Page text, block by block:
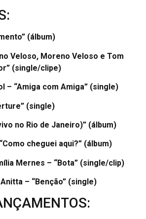
(álbum)
Veloso, Moreno Veloso e Tom
(single/clipe)
– “Amiga com Amiga” (single)
(single)
no Rio de Janeiro)” (álbum)
cheguei aqui?” (álbum)
Mernes – “Bota” (single/clip)
– “Benção” (single)